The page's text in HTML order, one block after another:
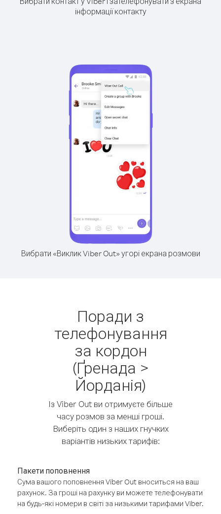
інформації контакту
Вибрати «Виклик Viber Out» угорі екрана розмови
Поради з
телефонування
за кордон
(Ґренада >
Йорданія)
Із Viber Out ви отримуєте більше
часу розмов за менші гроші.
Виберіть один з наших гнучких
варіантів низьких тарифів:
Пакети поповнення
Сума вашого поповнення Viber Out вноситься на ваш
рахунок. За гроші на рахунку ви можете телефонувати
на будь-які номери в світі за низькими тарифами Viber.